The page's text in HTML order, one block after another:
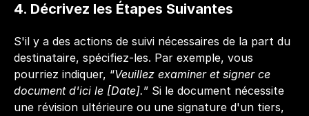
4. Décrivez les Étapes Suivantes
S'il y a des actions de suivi nécessaires de la part du
destinataire, spécifiez-les. Par exemple, vous
pourriez indiquer, “Veuillez examiner et signer ce
document d'ici le [Date].” Si le document nécessite
une révision ultérieure ou une signature d'un tiers,